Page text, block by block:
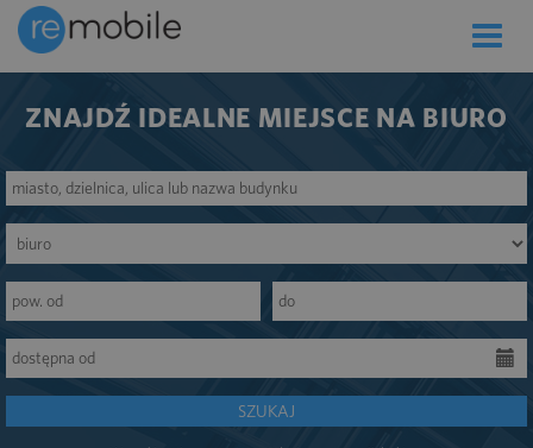
Toggle
ZNAJDŹ IDEALNE MIEJSCE NA BIURO
SZUKAJ